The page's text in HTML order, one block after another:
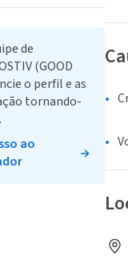
de
(GOOD
o perfil e as
tornando-
ao